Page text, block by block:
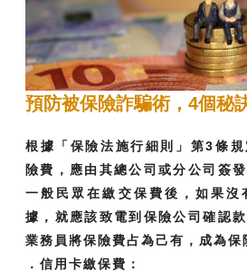
預防被保險詐騙術，4個秘
根據「保險法施行細則」第3條
險費，應由其總公司或分公司簽
一般民眾在繳交保費後，如果沒
據，就應該致電到保險公司確認
業務員將保險費占為己有，成為保
．信用卡繳保費：